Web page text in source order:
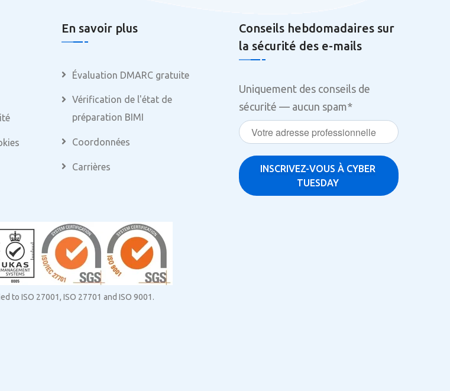
En savoir plus
Évaluation DMARC gratuite
Vérification de l'état de
préparation BIMI
Coordonnées
Carrières
Conseils hebdomadaires sur
la sécurité des e-mails
Uniquement des conseils de
sécurité — aucun spam*
to ISO 27001, ISO 27701 and ISO 9001.